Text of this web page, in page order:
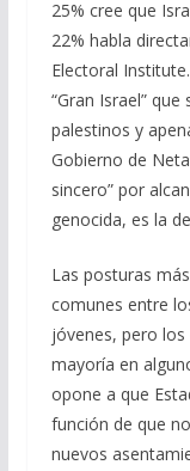
25% cree que
22% habla
Electoral
“Gran Israel”
palestinos y
Gobierno de
sincero” por
genocida, es la
Las posturas
comunes entre
jóvenes, pero
mayoría en
opone a que
función de que
nuevos